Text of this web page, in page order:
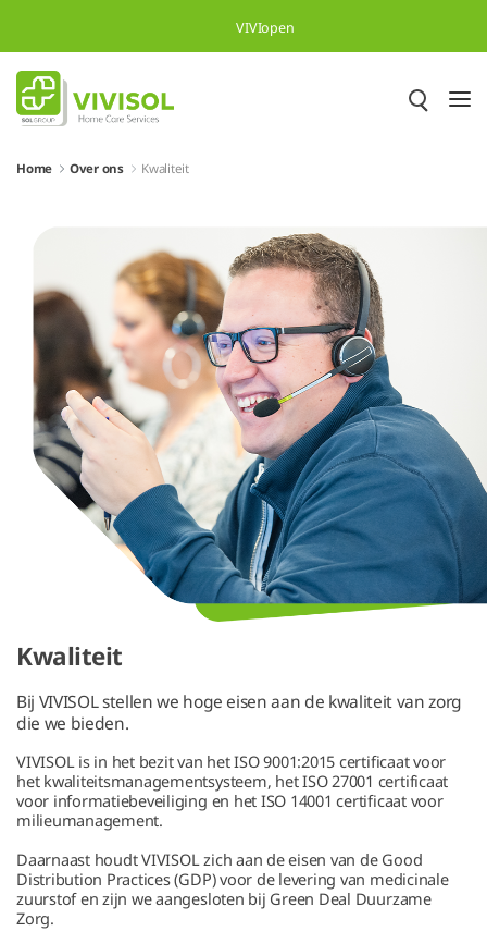
Overslaan en naar hoofdinhoud gaan
VIVIopen
Home Over ons Kwaliteit
Kwaliteit
Bij VIVISOL stellen we hoge eisen aan de kwaliteit van zorg
die we bieden.
VIVISOL is in het bezit van het ISO 9001:2015 certificaat voor
het kwaliteitsmanagementsysteem, het ISO 27001 certificaat
voor informatiebeveiliging en het ISO 14001 certificaat voor
milieumanagement.
Daarnaast houdt VIVISOL zich aan de eisen van de Good
Distribution Practices (GDP) voor de levering van medicinale
zuurstof en zijn we aangesloten bij Green Deal Duurzame
Zorg.